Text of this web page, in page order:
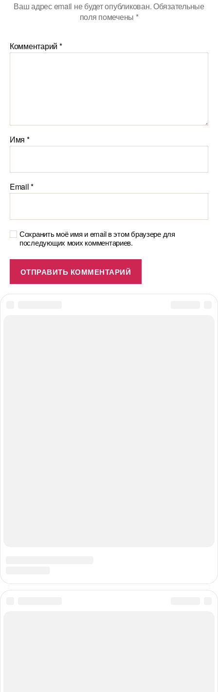
Ваш адрес email не будет опубликован.Обязательные
поля помечены *
Комментарий *
Имя *
Email*
Сохранить моё имя и email в этом браузере для
последующих моих комментариев.